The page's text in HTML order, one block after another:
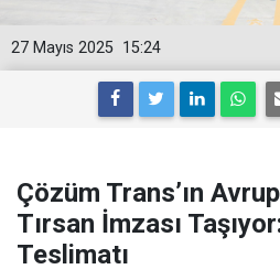
15:24
27 Mayıs 2025
Çözüm Trans’ın
Tırsan İmzası
Teslimatı